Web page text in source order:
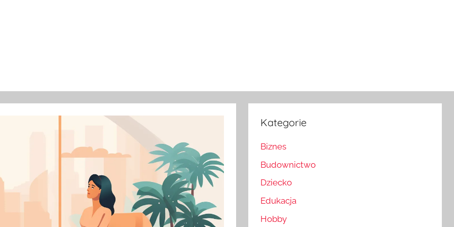
Kategorie
Biznes
Budownictwo
Dziecko
Edukacja
Hobby